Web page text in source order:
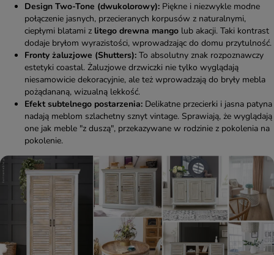
Design Two-Tone (dwukolorowy): Piękne i niezwykle modne
połączenie jasnych, przecieranych korpusów z naturalnymi,
ciepłymi blatami z litego drewna mango lub akacji. Taki kontrast
dodaje bryłom wyrazistości, wprowadzając do domu przytulność.
Fronty żaluzjowe (Shutters): To absolutny znak rozpoznawczy
estetyki coastal. Żaluzjowe drzwiczki nie tylko wyglądają
niesamowicie dekoracyjnie, ale też wprowadzają do bryły mebla
pożądananą, wizualną lekkość.
Efekt subtelnego postarzenia: Delikatne przecierki i jasna patyna
nadają meblom szlachetny sznyt vintage. Sprawiają, że wyglądają
one jak meble "z duszą", przekazywane w rodzinie z pokolenia na
pokolenie.